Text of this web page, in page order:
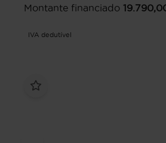
Montante financiado
IVA dedutível